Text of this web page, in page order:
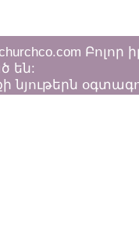
Բոլոր
են:
նյութերն